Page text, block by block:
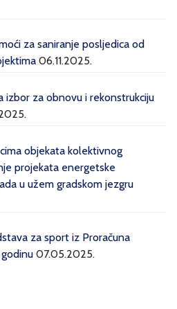
za saniranje posljedica od
06.11.2025.
izbor za obnovu i rekonstrukciju
objekata kolektivnog
projekata energetske
u užem gradskom jezgru
za sport iz Proračuna
07.05.2025.